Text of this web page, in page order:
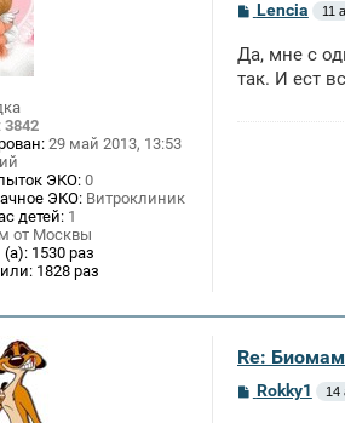
3842
29 май 2013, 13:53
ЭКО: 0
ЭКО: Витроклиник
детей: 1
от Москвы
(а): 1530 раз
1828 раз
С
б
щ
Lencia 11
Да, мне с
так. И ест
Re:
СRokky1 14